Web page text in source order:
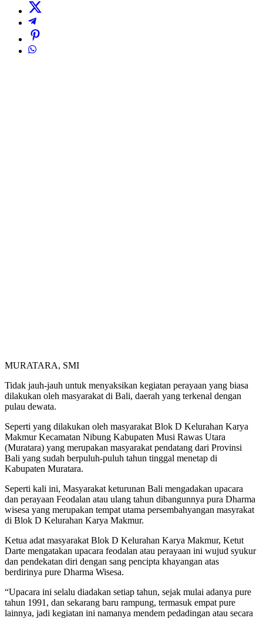
MURATARA, SMI
Tidak jauh-jauh untuk menyaksikan kegiatan perayaan yang biasa
dilakukan oleh masyarakat di Bali, daerah yang terkenal dengan
pulau dewata.
Seperti yang dilakukan oleh masyarakat Blok D Kelurahan Karya
Makmur Kecamatan Nibung Kabupaten Musi Rawas Utara
(Muratara) yang merupakan masyarakat pendatang dari Provinsi
Bali yang sudah berpuluh-puluh tahun tinggal menetap di
Kabupaten Muratara.
Seperti kali ini, Masyarakat keturunan Bali mengadakan upacara
dan perayaan Feodalan atau ulang tahun dibangunnya pura Dharma
wisesa yang merupakan tempat utama persembahyangan masyrakat
di Blok D Kelurahan Karya Makmur.
Ketua adat masyarakat Blok D Kelurahan Karya Makmur, Ketut
Darte mengatakan upacara feodalan atau perayaan ini wujud syukur
dan pendekatan diri dengan sang pencipta khayangan atas
berdirinya pure Dharma Wisesa.
“Upacara ini selalu diadakan setiap tahun, sejak mulai adanya pure
tahun 1991, dan sekarang baru rampung, termasuk empat pure
lainnya, jadi kegiatan ini namanya mendem pedadingan atau secara